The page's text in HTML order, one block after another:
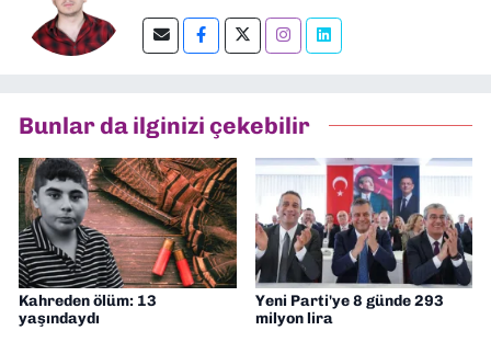
Bunlar da ilginizi çekebilir
Kahreden ölüm: 13
yaşındaydı
Yeni Parti'ye 8 günde 293
milyon lira